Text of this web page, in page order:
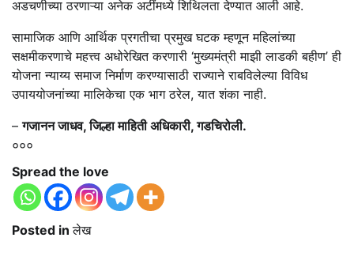
अडचणीच्या ठरणाऱ्या अनेक अटींमध्ये शिथिलता देण्यात आली आहे.
सामाजिक आणि आर्थिक प्रगतीचा प्रमुख घटक म्हणून महिलांच्या
सक्षमीकरणाचे महत्त्व अधोरेखित करणारी ‘मुख्यमंत्री माझी लाडकी बहीण’ ही
योजना न्याय्य समाज निर्माण करण्यासाठी राज्याने राबविलेल्या विविध
उपाययोजनांच्या मालिकेचा एक भाग ठरेल, यात शंका नाही.
–गजानन जाधव, जिल्हा माहिती अधिकारी, गडचिरोली.
०००
Spread the love
Posted inलेख